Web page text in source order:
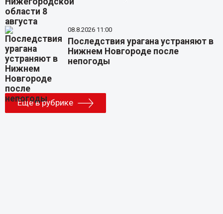
08.8.2026 11:00
Последствия урагана устраняют в
Нижнем Новгороде после
непогоды
Еще в рубрике